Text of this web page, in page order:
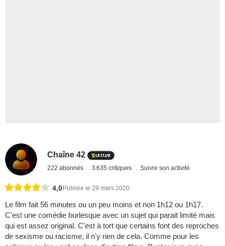
Chaîne 42
222 abonnés 3 635 critiques Suivre son activité
4,0 Publiée le 29 mars 2020
Le film fait 56 minutes ou un peu moins et non 1h12 ou 1h17.
C'est une comédie burlesque avec un sujet qui parait limité mais
qui est assez original. C'est à tort que certains font des reproches
de sexisme ou racisme, il n'y rien de cela. Comme pour les